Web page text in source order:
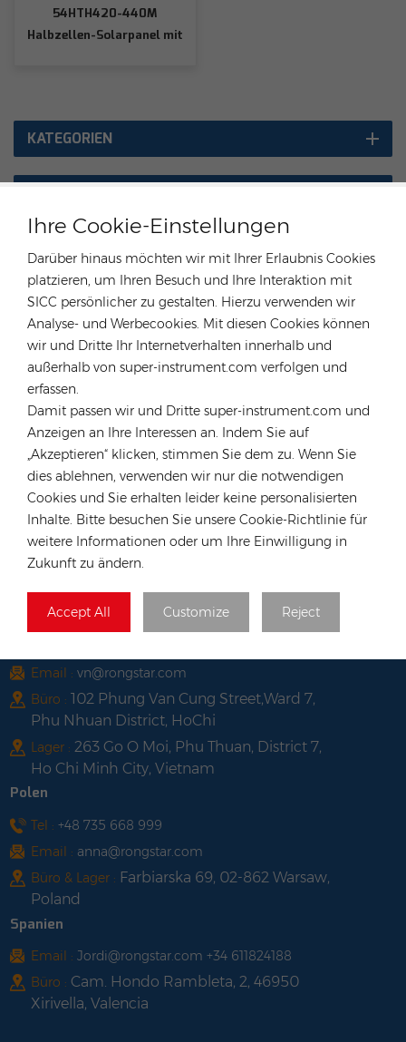
Ihre Cookie-Einstellungen
Darüber hinaus möchten wir mit Ihrer Erlaubnis Cookies
platzieren, um Ihren Besuch und Ihre Interaktion mit
SICC persönlicher zu gestalten. Hierzu verwenden wir
Analyse- und Werbecookies. Mit diesen Cookies können
wir und Dritte Ihr Internetverhalten innerhalb und
außerhalb von super-instrument.com verfolgen und
erfassen.
Damit passen wir und Dritte super-instrument.com und
Anzeigen an Ihre Interessen an. Indem Sie auf
„Akzeptieren“ klicken, stimmen Sie dem zu. Wenn Sie
dies ablehnen, verwenden wir nur die notwendigen
Cookies und Sie erhalten leider keine personalisierten
Inhalte. Bitte besuchen Sie unsere Cookie-Richtlinie für
weitere Informationen oder um Ihre Einwilligung in
Zukunft zu ändern.
Accept All Customize Reject
54HTH420-440M
Halbzellen-Solarpanel mit
KATEGORIEN
KONTAKTIEREN SIE UNSEREN EXPERTEN
Deutschland
Tel :+49 176 55258880
Email :anna@rongstar.com
Büro & Lager :Industriestraße 40, 52457
Aldenhoven, Deutschland
Hongkong
Tel :+852 54222219
Email : hk@rongstar.com
Büro & Lager :39 Kung-Um Road, Yuen Long,
Hong Kong
Vietnam
Email : vn@rongstar.com
Büro : 102 Phung Van Cung Street,Ward 7,
Phu Nhuan District, HoChi
Lager : 263 Go O Moi, Phu Thuan, District 7,
Ho Chi Minh City, Vietnam
Polen
Tel : +48 735 668 999
Email : anna@rongstar.com
Büro & Lager : Farbiarska 69, 02-862 Warsaw,
Poland
Spanien
Email : Jordi@rongstar.com +34 611824188
Büro : Cam. Hondo Rambleta, 2, 46950
Xirivella, Valencia